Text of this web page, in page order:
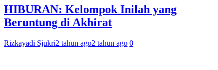
HIBURAN: Kelompok Inilah yang
Beruntung di Akhirat
Rizkayadi Sjukri2 tahun ago2 tahun ago 0